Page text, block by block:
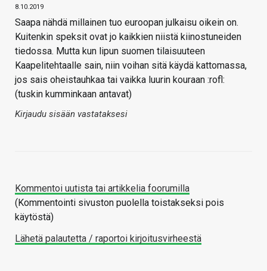
8.10.2019
Saapa nähdä millainen tuo euroopan julkaisu oikein on.
Kuitenkin speksit ovat jo kaikkien niistä kiinostuneiden
tiedossa. Mutta kun lipun suomen tilaisuuteen
Kaapelitehtaalle sain, niin voihan sitä käydä kattomassa,
jos sais oheistauhkaa tai vaikka luurin kouraan :rofl:
(tuskin kumminkaan antavat)
Kirjaudu sisään vastataksesi
Kommentoi uutista tai artikkelia foorumilla
(Kommentointi sivuston puolella toistakseksi pois
käytöstä)
Lähetä palautetta / raportoi kirjoitusvirheestä